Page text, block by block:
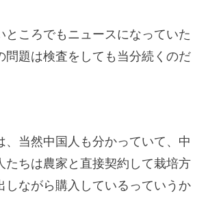
ところでもニュースになっていた
問題は検査をしても当分続くのだ
、当然中国人も分かっていて、中
たちは農家と直接契約して栽培方
しながら購入しているっていうか